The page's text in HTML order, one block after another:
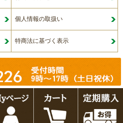
個人情報の取扱い
特商法に基づく表示